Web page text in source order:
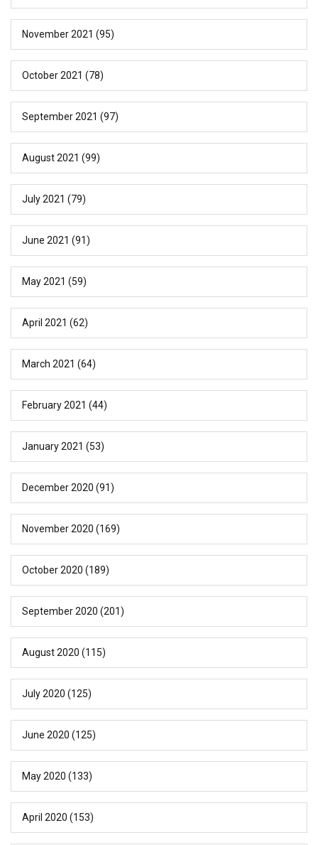
November 2021 (95)
October 2021 (78)
September 2021 (97)
August 2021 (99)
July 2021 (79)
June 2021 (91)
May 2021 (59)
April 2021 (62)
March 2021 (64)
February 2021 (44)
January 2021 (53)
December 2020 (91)
November 2020 (169)
October 2020 (189)
September 2020 (201)
August 2020 (115)
July 2020 (125)
June 2020 (125)
May 2020 (133)
April 2020 (153)